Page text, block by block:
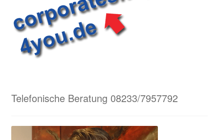
Telefonische Beratung 08233/7957792